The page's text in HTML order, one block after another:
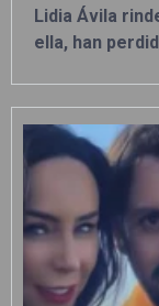
Lidia Ávila
ella, han